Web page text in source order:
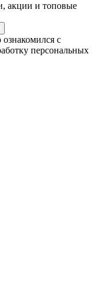
акции и топовые
с
персональных